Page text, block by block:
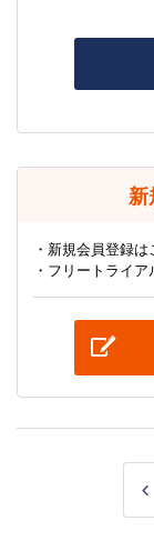
新
・新規会員登録は
・フリートライア